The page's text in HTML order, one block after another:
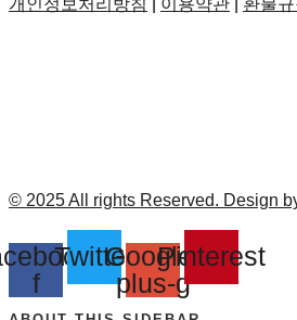
© 2025 All rights Reserved. Design
f
TwitterGoogle-
plus-g
Pinterest